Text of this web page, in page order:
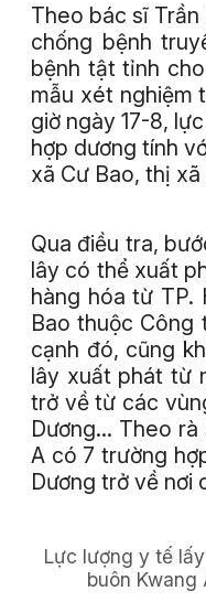
Theo bác sĩ
chống bệnh
bệnh tật tỉnh
mẫu xét nghiệm
giờ ngày 17-8,
hợp dương tính
xã Cư Bao, thị xã
Qua điều tra,
lây có thể xuất
hàng hóa từ TP.
Bao thuộc Công
cạnh đó, cũng
lây xuất phát từ
trở về từ các
Dương… Theo
A có 7 trường
Dương trở về nơi
Lực lượng y tế
buôn Kwang